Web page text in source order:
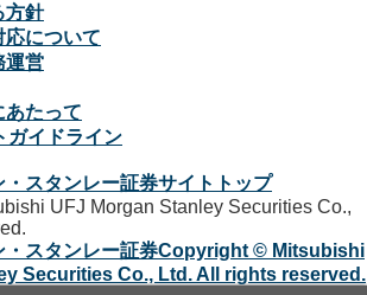
方針
応について
運営
あたって
ガイドライン
スタンレー証券サイトトップ
スタンレー証券Copyright © Mitsubishi
Securities Co., Ltd. All rights reserved.